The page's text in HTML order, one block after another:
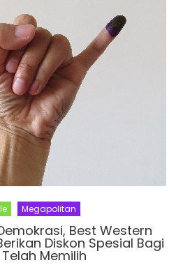
Megapolitan
Best Western
Diskon Spesial Bagi
Memilih